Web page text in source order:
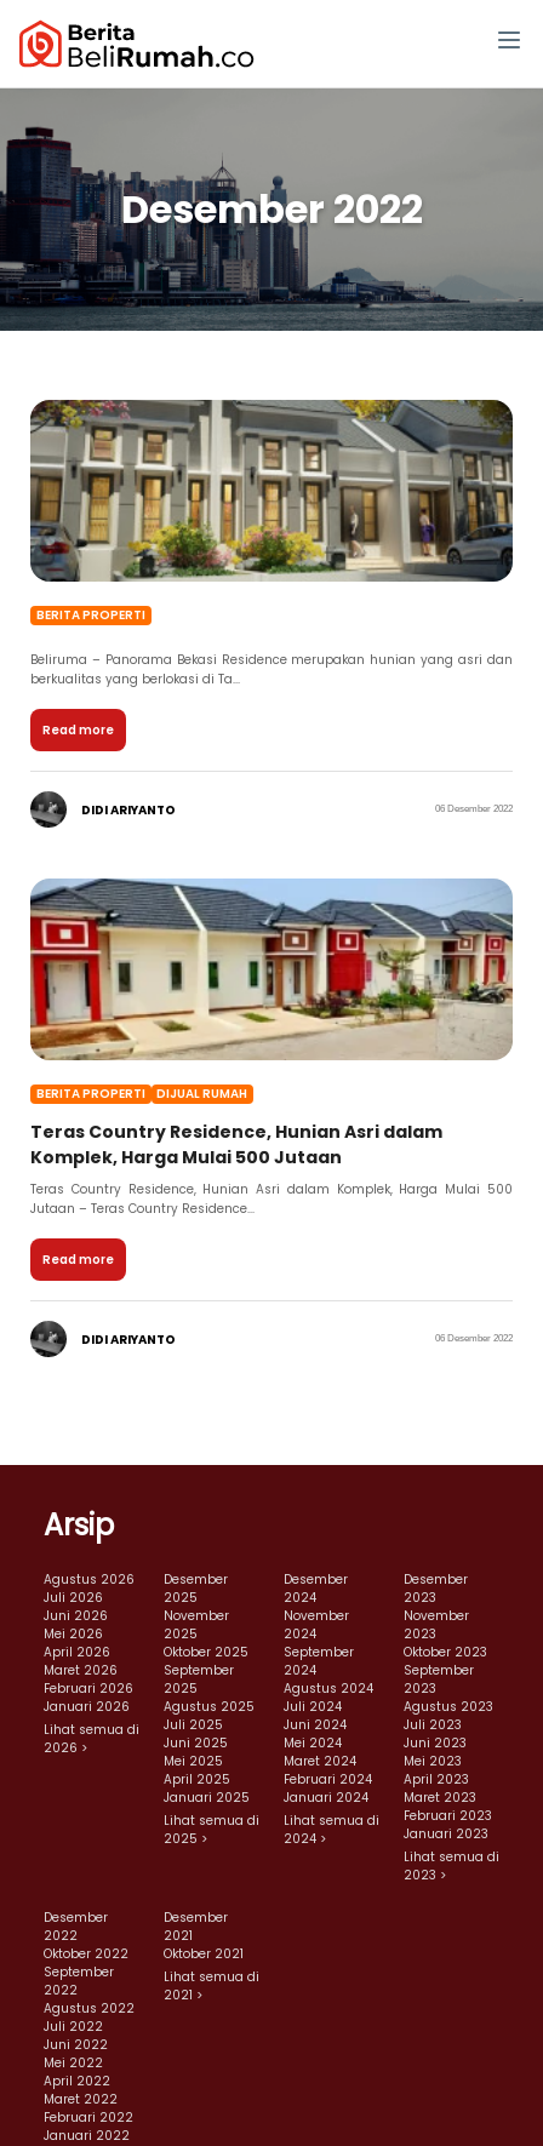
Desember 2022
BERITA PROPERTI
Beliruma – Panorama Bekasi Residence merupakan hunian yang asri dan
berkualitas yang berlokasi di Ta...
Read more
DIDI ARIYANTO 06 Desember 2022
BERITA PROPERTI DIJUAL RUMAH
Teras Country Residence, Hunian Asri dalam
Komplek, Harga Mulai 500 Jutaan
Teras Country Residence, Hunian Asri dalam Komplek, Harga Mulai 500
Jutaan – Teras Country Residence...
Read more
DIDI ARIYANTO 06 Desember 2022
Arsip
Agustus 2026
Juli 2026
Juni 2026
Mei 2026
April 2026
Maret 2026
Februari 2026
Januari 2026
Lihat semua di
2026 >
Desember
2025
November
2025
Oktober 2025
September
2025
Agustus 2025
Juli 2025
Juni 2025
Mei 2025
April 2025
Januari 2025
Lihat semua di
2025 >
Desember
2024
November
2024
September
2024
Agustus 2024
Juli 2024
Juni 2024
Mei 2024
Maret 2024
Februari 2024
Januari 2024
Lihat semua di
2024 >
Desember
2023
November
2023
Oktober 2023
September
2023
Agustus 2023
Juli 2023
Juni 2023
Mei 2023
April 2023
Maret 2023
Februari 2023
Januari 2023
Lihat semua di
2023 >
Desember
2022
Oktober 2022
September
2022
Agustus 2022
Juli 2022
Juni 2022
Mei 2022
April 2022
Maret 2022
Februari 2022
Januari 2022
Desember
2021
Oktober 2021
Lihat semua di
2021 >